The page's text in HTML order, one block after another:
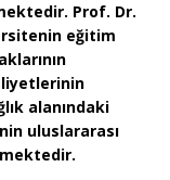
Prof. Dr.
eğitim
alanındaki
uluslararası